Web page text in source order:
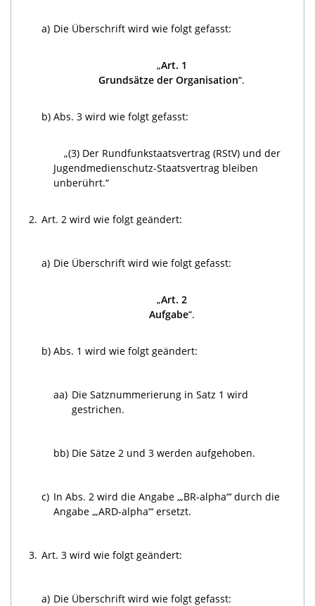
a) Die Überschrift wird wie folgt gefasst:
„Art. 1
Grundsätze der Organisation“.
b) Abs. 3 wird wie folgt gefasst:
„(3) Der Rundfunkstaatsvertrag (RStV) und der
Jugendmedienschutz-Staatsvertrag bleiben
unberührt.“
2. Art. 2 wird wie folgt geändert:
a) Die Überschrift wird wie folgt gefasst:
„Art. 2
Aufgabe“.
b) Abs. 1 wird wie folgt geändert:
aa) Die Satznummerierung in Satz 1 wird
gestrichen.
bb) Die Sätze 2 und 3 werden aufgehoben.
c) In Abs. 2 wird die Angabe ‚„BR-alpha“‘ durch die
Angabe ‚„ARD-alpha“‘ ersetzt.
3. Art. 3 wird wie folgt geändert:
a) Die Überschrift wird wie folgt gefasst: